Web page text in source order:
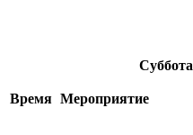
Суббота
Время Мероприятие